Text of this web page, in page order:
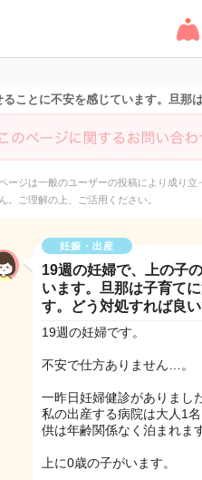
リ
ことに不安を感じています。旦那
ージは一般のユーザーの投稿により成り立
。ご理解の上、ご活用ください。
妊娠・出産
19週の妊婦で、上の子
います。旦那は子育て
す。どう対処すれば良い
19週の妊婦です。
不安で仕方ありません…。
一昨日妊婦健診がありまし
私の出産する病院は大人1
供は年齢関係なく泊まれま
上に0歳の子がいます。